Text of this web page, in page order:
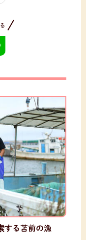
する苫前の漁